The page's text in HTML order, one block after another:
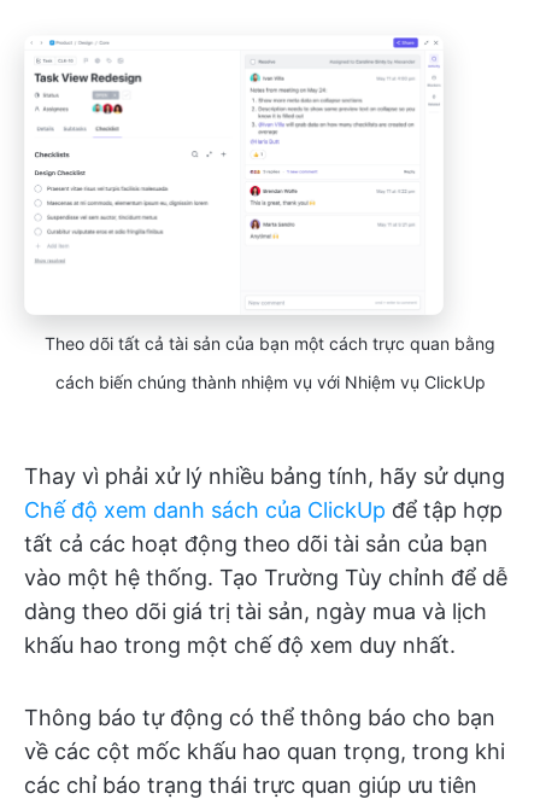
Theo dõi tất cả tài sản của bạn một cách trực quan bằng
cách biến chúng thành nhiệm vụ với Nhiệm vụ ClickUp
Thay vì phải xử lý nhiều bảng tính, hãy sử dụng
Chế độ xem danh sách của ClickUp để tập hợp
tất cả các hoạt động theo dõi tài sản của bạn
vào một hệ thống. Tạo Trường Tùy chỉnh để dễ
dàng theo dõi giá trị tài sản, ngày mua và lịch
khấu hao trong một chế độ xem duy nhất.
Thông báo tự động có thể thông báo cho bạn
về các cột mốc khấu hao quan trọng, trong khi
các chỉ báo trạng thái trực quan giúp ưu tiên